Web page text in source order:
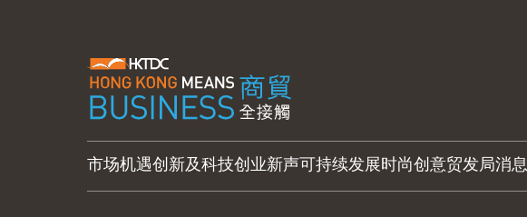
市场机遇创新及科技创业新声可持续发展时尚创意贸发局消息